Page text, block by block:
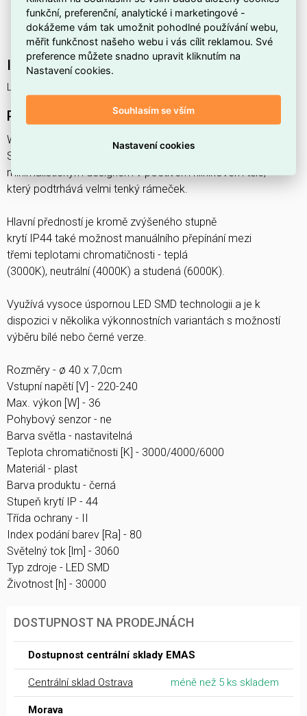
Má těleso v barvě černépro moderní a nenápadný
vzhled interiéru.
Interní název produktu
LED sv. stropní kruh 36W,3060lm,CCT,IP44
Podrobný popis produktu
WML400-CCT/36W/CR
Stropní svítidlo MAKARON zaujme především svým
minimalistickým designem v poctivém hliníkovém těle,
který podtrhává velmi tenký rámeček.
Hlavní předností je kromě zvýšeného stupně
krytí IP44 také možnost manuálního přepínání mezi
třemi teplotami chromatičnosti - teplá
(3000K), neutrální (4000K) a studená (6000K).
Využívá vysoce úspornou LED SMD technologii a je k
dispozici v několika výkonnostních variantách s možností
výběru bílé nebo černé verze.
Rozměry - ø 40 x 7,0cm
Vstupní napětí [V] - 220-240
Max. výkon [W] - 36
Pohybový senzor - ne
Barva světla - nastavitelná
Teplota chromatičnosti [K] - 3000/4000/6000
Materiál - plast
Barva produktu - černá
Stupeň krytí IP - 44
Třída ochrany - II
Index podání barev [Ra] - 80
Světelný tok [lm] - 3060
Typ zdroje - LED SMD
Životnost [h] - 30000
DOSTUPNOST NA PRODEJNÁCH
Dostupnost centrální sklady EMAS
Centrální sklad Ostrava méně než 5 ks skladem
Morava
funkční, preferenční, analytické i marketingové -
dokážeme vám tak umožnit pohodlné používání webu,
měřit funkčnost našeho webu i vás cílit reklamou. Své
preference můžete snadno upravit kliknutím na
Nastavení cookies.
Souhlasím se vším
Nastavení cookies